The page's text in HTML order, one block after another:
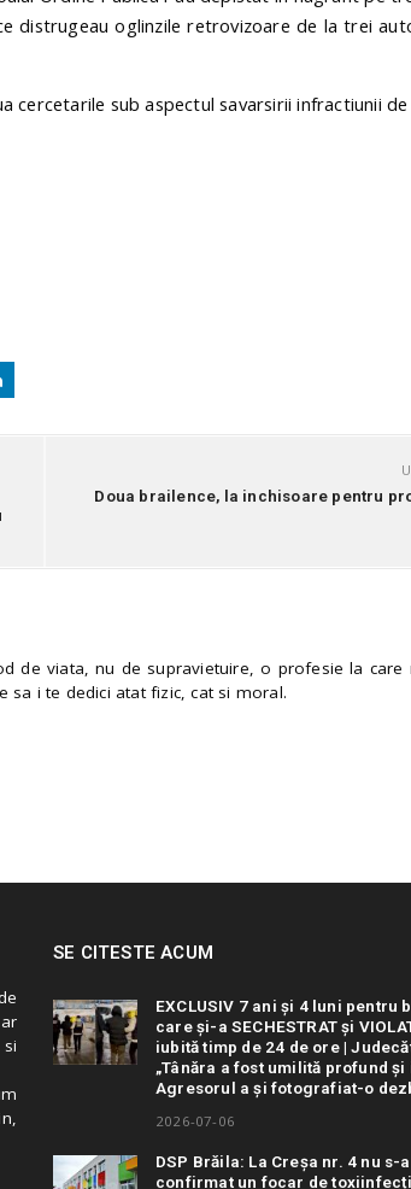
distrugeau oglinzile retrovizoare de la trei
cercetarile sub aspectul savarsirii infractiunii
Doua brailence, la inchisoare pentru
de viata, nu de supravietuire, o profesie la care
sa i te dedici atat fizic, cat si moral.
SE CITESTE ACUM
EXCLUSIV 7 ani și 4 luni pentru
care și-a SECHESTRAT și
iubită timp de 24 de ore |
„Tânăra a fost umilită profund și
Agresorul a și fotografiat-o
2026-07-06
DSP Brăila: La Creșa nr. 4 nu s-a
confirmat un focar de